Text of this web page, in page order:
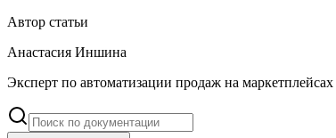
Автор статьи
Анастасия Иншина
Эксперт по автоматизации продаж на маркетплейсах